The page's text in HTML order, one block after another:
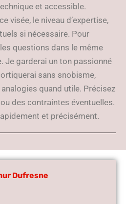
et accessible.
visée, le niveau d’expertise,
si nécessaire. Pour
questions dans le même
Je garderai un ton passionné
sans snobisme,
quand utile. Précisez
des contraintes éventuelles.
et précisément.
Dufresne